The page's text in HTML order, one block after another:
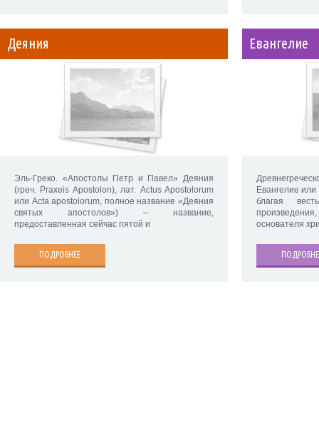
Деяния
Эль-Греко. «Апостолы Петр и Павел» Деяния
(греч. Praxeis Apostolon), лат. Actus Apostolorum
или Acta apostolorum, полное название «Деяния
святых апостолов») – название,
предоставленная сейчас пятой и
ПОДРОБНЕЕ
Евангелие
Евангелие
благая
основателя